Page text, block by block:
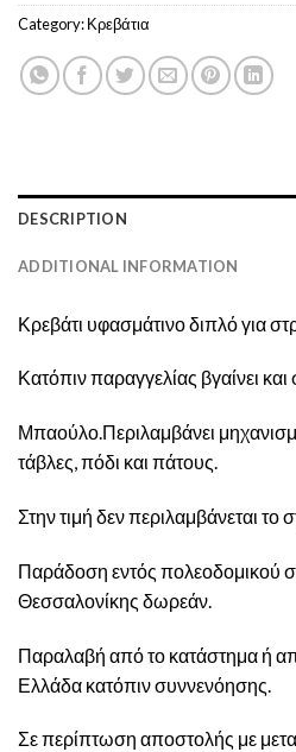
Category:Κρεβάτια
DESCRIPTION
ADDITIONAL INFORMATION
Κρεβάτι υφασμάτινο διπλό για
Κατόπιν παραγγελίας βγαίνει και
Μπαούλο.Περιλαμβάνει
τάβλες, πόδι και πάτους.
Στην τιμή δεν περιλαμβάνεται το
Παράδοση εντός πολεοδομικού
Θεσσαλονίκης δωρεάν.
Παραλαβή από το κατάστημα ή
Ελλάδα κατόπιν συννενόησης.
Σε περίπτωση αποστολής με